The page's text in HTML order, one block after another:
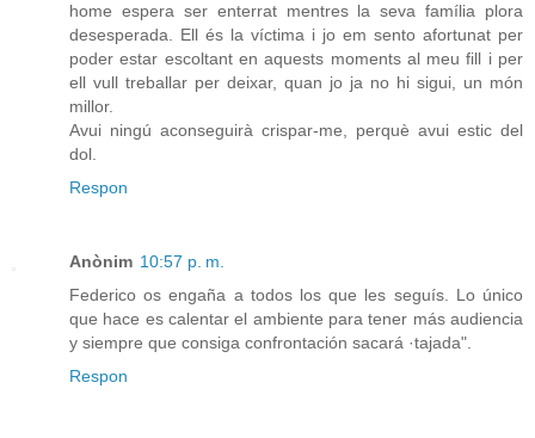
home espera ser enterrat mentres la seva família plora
desesperada. Ell és la víctima i jo em sento afortunat per
poder estar escoltant en aquests moments al meu fill i per
ell vull treballar per deixar, quan jo ja no hi sigui, un món
millor.
Avui ningú aconseguirà crispar-me, perquè avui estic del
dol.
Respon
Anònim 10:57 p. m.
Federico os engaña a todos los que les seguís. Lo único
que hace es calentar el ambiente para tener más audiencia
y siempre que consiga confrontación sacará ·tajada".
Respon